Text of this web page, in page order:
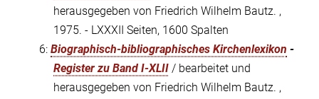
herausgegeben von Friedrich Wilhelm Bautz. ,
1975. - LXXXII Seiten, 1600 Spalten
6: Biographisch-bibliographisches Kirchenlexikon -
Register zu Band I-XLII / bearbeitet und
herausgegeben von Friedrich Wilhelm Bautz. ,